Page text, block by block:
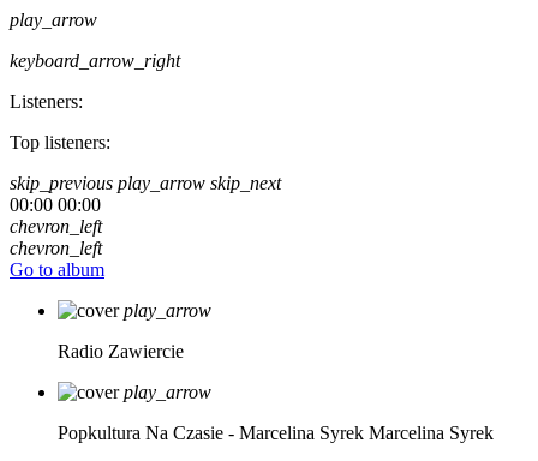
play_arrow
keyboard_arrow_right
Listeners:
Top listeners:
skip_previous play_arrow skip_next
00:00 00:00
chevron_left
chevron_left
Go to album
play_arrow
Radio Zawiercie
play_arrow
Popkultura Na Czasie - Marcelina Syrek Marcelina Syrek